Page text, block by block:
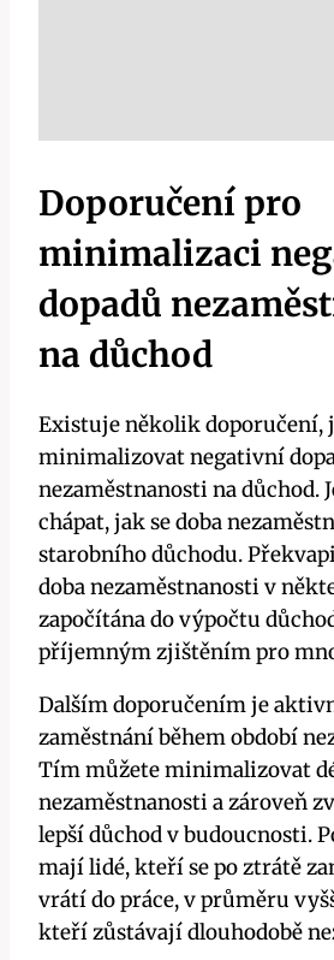
Doporučení pro
minimalizaci
dopadů
na důchod
Existuje několik doporučení,
minimalizovat negativní
nezaměstnanosti na důchod.
chápat, jak se doba
starobního důchodu.
doba nezaměstnanosti v
započítána do výpočtu
příjemným zjištěním pro
Dalším doporučením je
zaměstnání během období
Tím můžete minimalizovat
nezaměstnanosti a zároveň
lepší důchod v budoucnosti.
mají lidé, kteří se po ztrátě
vrátí do práce, v průměru
kteří zůstávají dlouhodobě